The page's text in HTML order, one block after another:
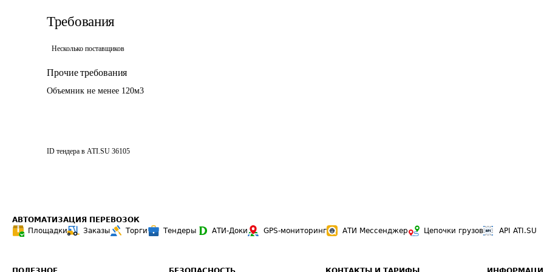
Требования
Несколько поставщиков
Прочие требования
Объемник не менее 120м3
ID тендера в ATI.SU 36105
АВТОМАТИЗАЦИЯ ПЕРЕВОЗОК
Площадки
Заказы Торги Тендеры АТИ-Доки GPS-мониторинг АТИ Мессенджер Цепочки грузов API ATI.SU